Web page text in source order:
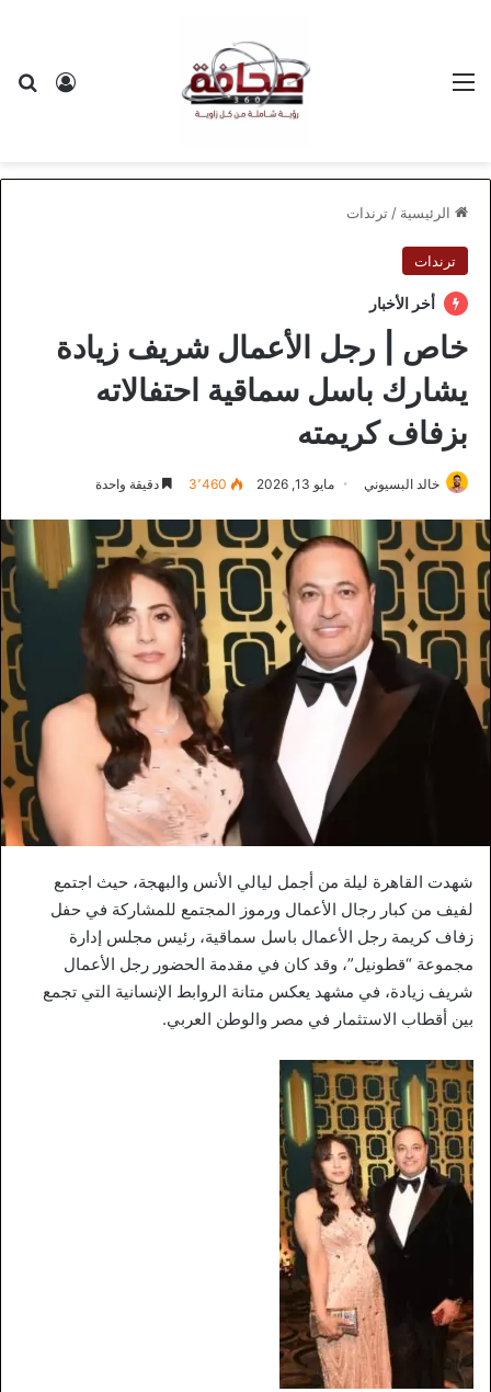
الرئيسية / ترندات
ترندات
أخر الأخبار
خاص | رجل الأعمال شريف زيادة
يشارك باسل سماقية احتفالاته
بزفاف كريمته
خالد البسيوني مايو 13, 2026 3٬460 دقيقة واحدة
شهدت القاهرة ليلة من أجمل ليالي الأنس والبهجة، حيث اجتمع
لفيف من كبار رجال الأعمال ورموز المجتمع للمشاركة في حفل
زفاف كريمة رجل الأعمال باسل سماقية، رئيس مجلس إدارة
مجموعة “قطونيل”، وقد كان في مقدمة الحضور رجل الأعمال
شريف زيادة، في مشهد يعكس متانة الروابط الإنسانية التي تجمع
بين أقطاب الاستثمار في مصر والوطن العربي.